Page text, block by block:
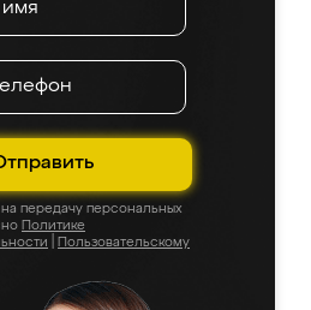
передачу персональных
Политике
Пользовательскому